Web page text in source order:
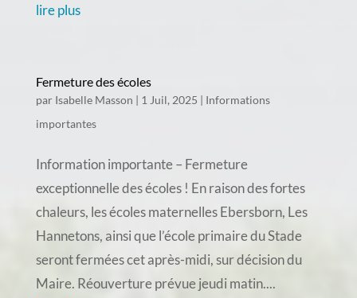
lire plus
Fermeture des écoles
par Isabelle Masson | 1 Juil, 2025 | Informations
importantes
Information importante – Fermeture
exceptionnelle des écoles ! En raison des fortes
chaleurs, les écoles maternelles Ebersborn, Les
Hannetons, ainsi que l’école primaire du Stade
seront fermées cet après-midi, sur décision du
Maire. Réouverture prévue jeudi matin....